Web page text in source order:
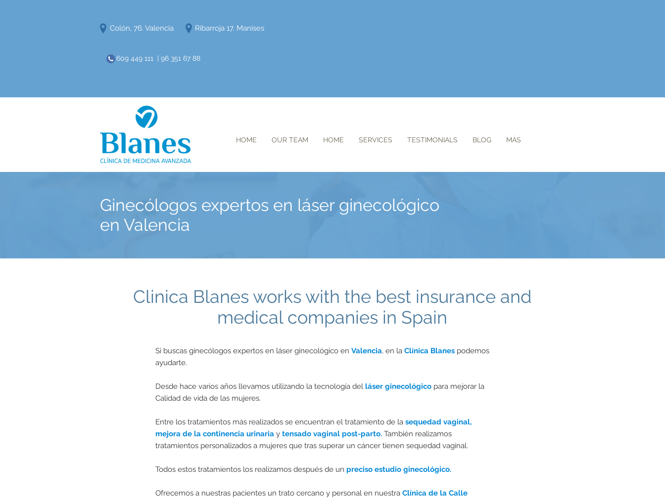
Colón, 76. Valencia Ribarroja 17. Manises
609 449 111 | 96 351 67 88
HOME OUR TEAM HOME SERVICES TESTIMONIALS BLOG MÁS
Ginecólogos expertos en láser ginecológico
en Valencia
Clinica Blanes works with the best insurance and
medical companies in Spain
Si buscas ginecólogos expertos en láser ginecológico en Valencia, en la Clínica Blanes podemos
ayudarte.
Desde hace varios años llevamos utilizando la tecnología del láser ginecológico para mejorar la
Calidad de vida de las mujeres.
Entre los tratamientos más realizados se encuentran el tratamiento de la sequedad vaginal,
mejora de la continencia urinaria y tensado vaginal post-parto. También realizamos
tratamientos personalizados a mujeres que tras superar un cáncer tienen sequedad vaginal.
Todos estos tratamientos los realizamos después de un preciso estudio ginecológico.
Ofrecemos a nuestras pacientes un trato cercano y personal en nuestra Clínica de la Calle